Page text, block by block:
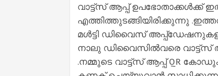
വാട്ട്സ് ആപ്പ്
എത്തിത്തുടങ്ങിയിരിക്കുന്നു
മള്‍ട്ടി ഡിവൈസ്
നാലു ഡിവൈസില്‍വരെ വാട്ട്സ്
.നമ്മുടെ വാട്ട്സ് ആപ്പ് QR